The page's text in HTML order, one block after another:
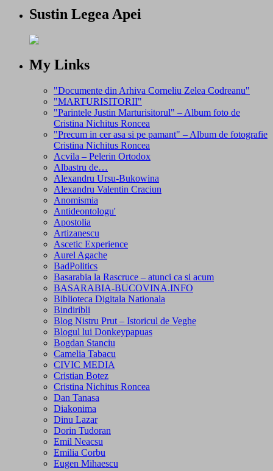
Sustin Legea Apei
My Links
"Documente din Arhiva Corneliu Zelea Codreanu"
"MARTURISITORII"
"Parintele Justin Marturisitorul" – Album foto de
Cristina Nichitus Roncea
"Precum in cer asa si pe pamant" – Album de fotografie
Cristina Nichitus Roncea
Acvila – Pelerin Ortodox
Albastru de…
Alexandru Ursu-Bukowina
Alexandru Valentin Craciun
Anomismia
Antideontologu'
Apostolia
Artizanescu
Ascetic Experience
Aurel Agache
BadPolitics
Basarabia la Rascruce – atunci ca si acum
BASARABIA-BUCOVINA.INFO
Biblioteca Digitala Nationala
Bindiribli
Blog Nistru Prut – Istoricul de Veghe
Blogul lui Donkeypapuas
Bogdan Stanciu
Camelia Tabacu
CIVIC MEDIA
Cristian Botez
Cristina Nichitus Roncea
Dan Tanasa
Diakonima
Dinu Lazar
Dorin Tudoran
Emil Neacsu
Emilia Corbu
Eugen Mihaescu